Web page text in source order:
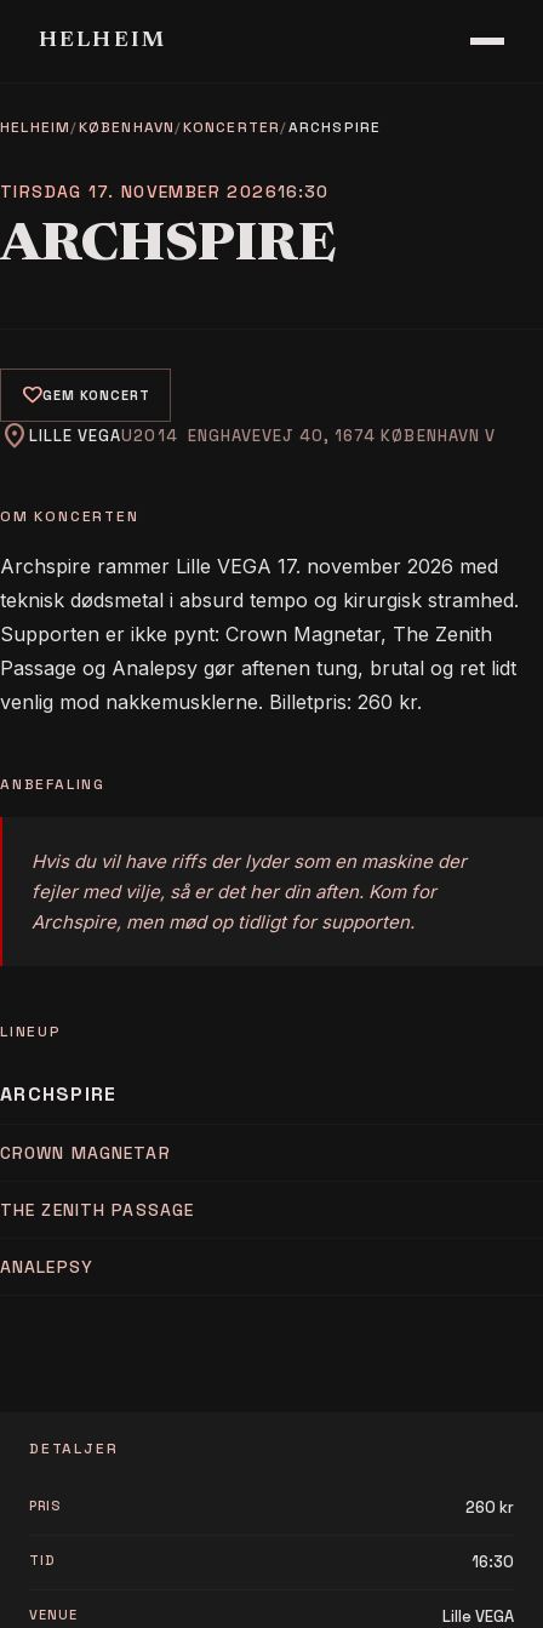
HELHEIM
HELHEIM/KØBENHAVN/KONCERTER/ARCHSPIRE
TIRSDAG 17. NOVEMBER 202616:30
ARCHSPIRE
favoriteGEM KONCERT
location_on LILLE VEGA ENGHAVEVEJ 40, 1674 KØBENHAVN V
OM KONCERTEN
Archspire rammer Lille VEGA 17. november 2026 med
teknisk dødsmetal i absurd tempo og kirurgisk stramhed.
Supporten er ikke pynt: Crown Magnetar, The Zenith
Passage og Analepsy gør aftenen tung, brutal og ret lidt
venlig mod nakkemusklerne. Billetpris: 260 kr.
ANBEFALING
Hvis du vil have riffs der lyder som en maskine der
fejler med vilje, så er det her din aften. Kom for
Archspire, men mød op tidligt for supporten.
LINEUP
ARCHSPIRE
CROWN MAGNETAR
THE ZENITH PASSAGE
ANALEPSY
DETALJER
PRIS 260 kr
TID 16:30
VENUE Lille VEGA